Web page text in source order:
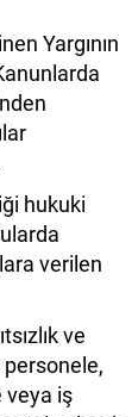
Yargının
hukuki
verilen
ve
veya iş